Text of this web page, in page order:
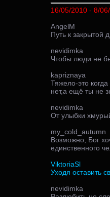
16/05/2010 - 8/
AngelM
Путь к закрытой
nevidimka
Чтобы люди не
kapriznaya
Тяжело-это
нет,а ещё ты не
nevidimka
От улыбки
my_cold_autumn
Возможно, Бог
единственного
ViktoriaSl
Уходя оставить
nevidimka